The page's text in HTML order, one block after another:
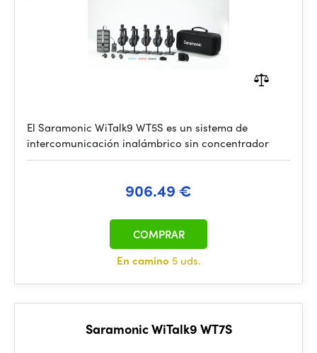
El Saramonic WiTalk9 WT5S es un sistema de
intercomunicación inalámbrico sin concentrador
906.49 €
En camino 5 uds.
COMPRAR
Saramonic WiTalk9 WT7S